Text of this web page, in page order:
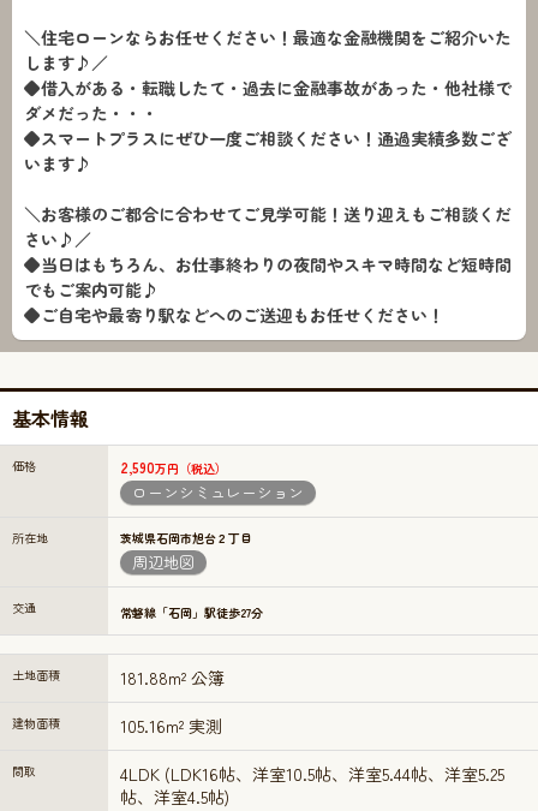
＼住宅ローンならお任せください！最適な金融機関をご紹介いた
します♪／
◆借入がある・転職したて・過去に金融事故があった・他社様で
ダメだった・・・
◆スマートプラスにぜひ一度ご相談ください！通過実績多数ござ
います♪
＼お客様のご都合に合わせてご見学可能！送り迎えもご相談くだ
さい♪／
◆当日はもちろん、お仕事終わりの夜間やスキマ時間など短時間
でもご案内可能♪
◆ご自宅や最寄り駅などへのご送迎もお任せください！
基本情報
価格 2,590万円（税込）
ローンシミュレーション
所在地 茨城県石岡市旭台２丁目
周辺地図
交通 常磐線「石岡」駅徒歩27分
土地面積 181.88m² 公簿
建物面積 105.16m² 実測
間取
4LDK (LDK16帖、洋室10.5帖、洋室5.44帖、洋室5.25
帖、洋室4.5帖)